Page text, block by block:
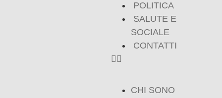
POLITICA
SALUTE E
SOCIALE
CONTATTI
CHI SONO